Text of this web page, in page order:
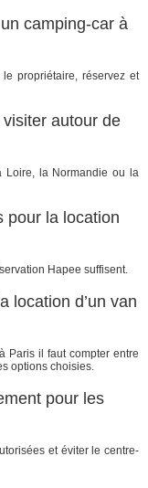
camping-car à
propriétaire, réservez et
autour de
Loire, la Normandie ou la
pour la location
Hapee suffisent.
location d’un van
Paris il faut compter entre
options choisies.
pour les
et éviter le centre-